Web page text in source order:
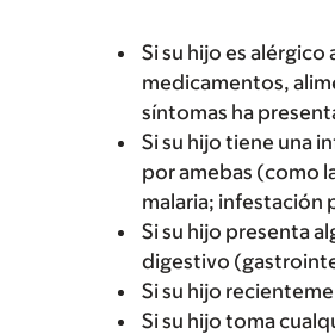
Si su hijo es
medicamentos,
síntomas ha
Si su hijo tiene una
por amebas (como
malaria; infestación
Si su hijo presenta
digestivo
Si su hijo
Si su hijo toma